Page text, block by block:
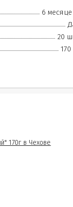
6
20
170